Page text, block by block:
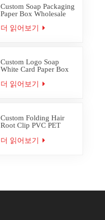
Custom Soap Packaging
Paper Box Wholesale
더 읽어보기
Custom Logo Soap
White Card Paper Box
더 읽어보기
Custom Folding Hair
Root Clip PVC PET
더 읽어보기